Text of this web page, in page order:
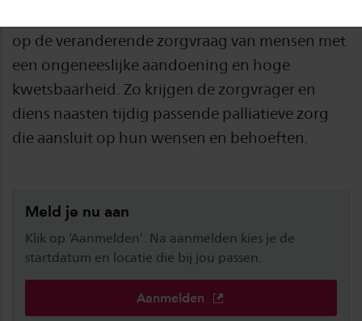
op de veranderende zorgvraag van mensen met
een ongeneeslijke aandoening en hoge
kwetsbaarheid. Zo krijgen de zorgvrager en
diens naasten tijdig passende palliatieve zorg
die aansluit op hun wensen en behoeften.
Meld je nu aan
Klik op ‘Aanmelden’. Na aanmelden kies je de
startdatum en locatie die bij jou passen.
Aanmelden